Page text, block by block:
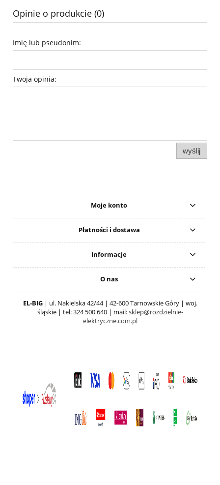
Opinie o produkcie (0)
Imię lub pseudonim:
Twoja opinia:
wyślij
Moje konto
Płatności i dostawa
Informacje
O nas
EL-BIG| ul. Nakielska 42/44 | 42-600 Tarnowskie Góry | woj.
śląskie | tel: 324 500 640 | mail:sklep@rozdzielnie-
elektryczne.com.pl